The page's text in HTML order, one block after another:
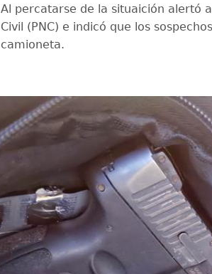
Al percatarse de la situaición alertó
Civil (PNC) e indicó que los
camioneta.